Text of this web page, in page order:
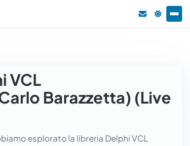
VCL
Barazzetta) (Live
esplorato la libreria Delphi VCL